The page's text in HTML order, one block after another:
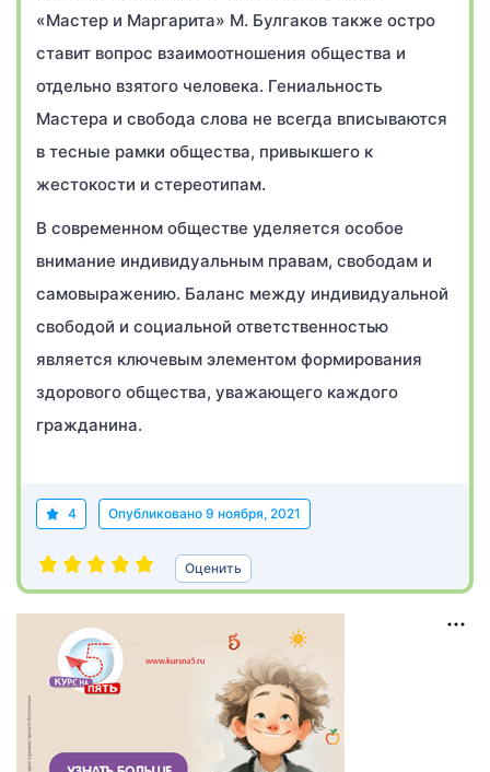
«Мастер и Маргарита» М. Булгаков также остро
ставит вопрос взаимоотношения общества и
отдельно взятого человека. Гениальность
Мастера и свобода слова не всегда вписываются
в тесные рамки общества, привыкшего к
жестокости и стереотипам.
В современном обществе уделяется особое
внимание индивидуальным правам, свободам и
самовыражению. Баланс между индивидуальной
свободой и социальной ответственностью
является ключевым элементом формирования
здорового общества, уважающего каждого
гражданина.
4 Опубликовано 9 ноября, 2021
Оценить